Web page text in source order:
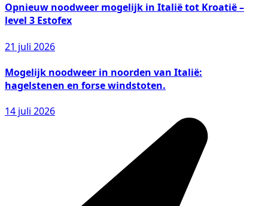
Opnieuw noodweer mogelijk in Italië tot Kroatië –
level 3 Estofex
21 juli 2026
Mogelijk noodweer in noorden van Italië:
hagelstenen en forse windstoten.
14 juli 2026